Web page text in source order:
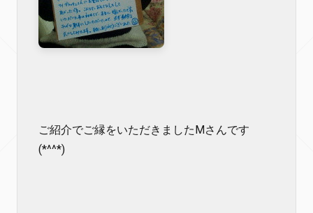
ご紹介でご縁をいただきましたMさんです
(*^^*)